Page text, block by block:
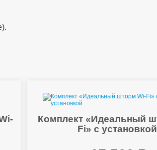
Комплект «Идеальный
Fi» с установкой